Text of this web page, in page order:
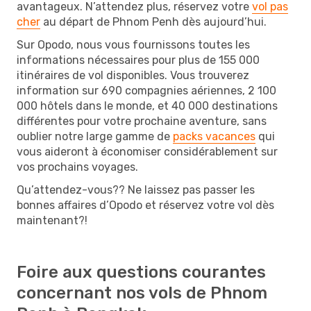
avantageux. N’attendez plus, réservez votre vol pas
cher au départ de Phnom Penh dès aujourd’hui.
Sur Opodo, nous vous fournissons toutes les
informations nécessaires pour plus de 155 000
itinéraires de vol disponibles. Vous trouverez
information sur 690 compagnies aériennes, 2 100
000 hôtels dans le monde, et 40 000 destinations
différentes pour votre prochaine aventure, sans
oublier notre large gamme de packs vacances qui
vous aideront à économiser considérablement sur
vos prochains voyages.
Qu’attendez-vous?? Ne laissez pas passer les
bonnes affaires d’Opodo et réservez votre vol dès
maintenant?!
Foire aux questions courantes
concernant nos vols de Phnom